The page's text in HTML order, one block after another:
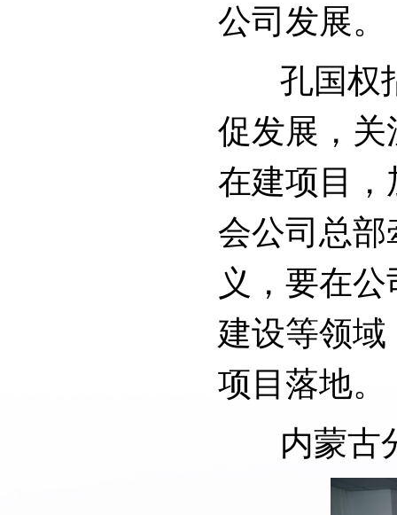
公司发展。
孔国权指
促发展，
在建项目
会公司总
义，要在
建设等领
项目落地。
内蒙古分